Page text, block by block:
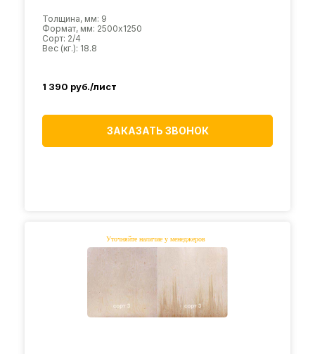
Толщина, мм: 9
Формат, мм: 2500х1250
Сорт: 2/4
Вес (кг.): 18.8
1 390 руб./лист
ЗАКАЗАТЬ ЗВОНОК